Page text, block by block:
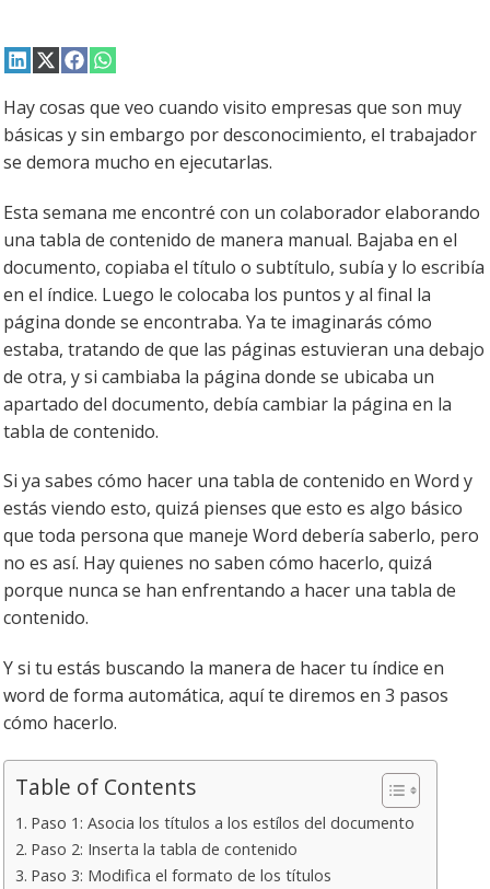
Compartir
LinkedIn
Compartir
X
(Twitter)
Compartir
Facebook
Compartir
WhatsApp
Hay cosas que veo cuando visito empresas que son muy
básicas y sin embargo por desconocimiento, el trabajador
se demora mucho en ejecutarlas.
Esta semana me encontré con un colaborador elaborando
una tabla de contenido de manera manual. Bajaba en el
documento, copiaba el título o subtítulo, subía y lo escribía
en el índice. Luego le colocaba los puntos y al final la
página donde se encontraba. Ya te imaginarás cómo
estaba, tratando de que las páginas estuvieran una debajo
de otra, y si cambiaba la página donde se ubicaba un
apartado del documento, debía cambiar la página en la
tabla de contenido.
Si ya sabes cómo hacer una tabla de contenido en Word y
estás viendo esto, quizá pienses que esto es algo básico
que toda persona que maneje Word debería saberlo, pero
no es así. Hay quienes no saben cómo hacerlo, quizá
porque nunca se han enfrentando a hacer una tabla de
contenido.
Y si tu estás buscando la manera de hacer tu índice en
word de forma automática, aquí te diremos en 3 pasos
cómo hacerlo.
Table of Contents
Paso 1: Asocia los títulos a los estílos del documento
Paso 2: Inserta la tabla de contenido
Paso 3: Modifica el formato de los títulos